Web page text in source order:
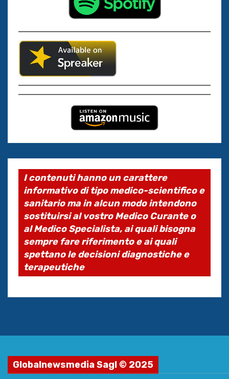
I contenuti hanno un carattere
informativo di tipo medico-scientifico e
sanitario ma in alcun modo intendono
sostituirsi al vostro Medico Curante o
al Medico Specialista, ai quali bisogna
sempre fare riferimento e ai quali
spettano le decisioni diagnostiche e
terapeutiche
Globalnewsmedia Sagl © 2025